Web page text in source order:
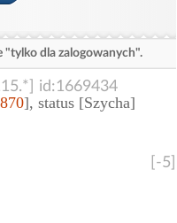
"tylko dla zalogowanych".
id:1669434
], status [Szycha]
[-5]